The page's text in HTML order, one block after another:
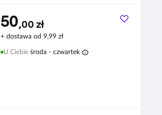
50,00 zł
+ dostawa od 9,99 zł
U Ciebie środa - czwartek info